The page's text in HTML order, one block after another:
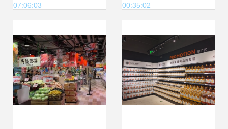
07:06:03
00:35:02